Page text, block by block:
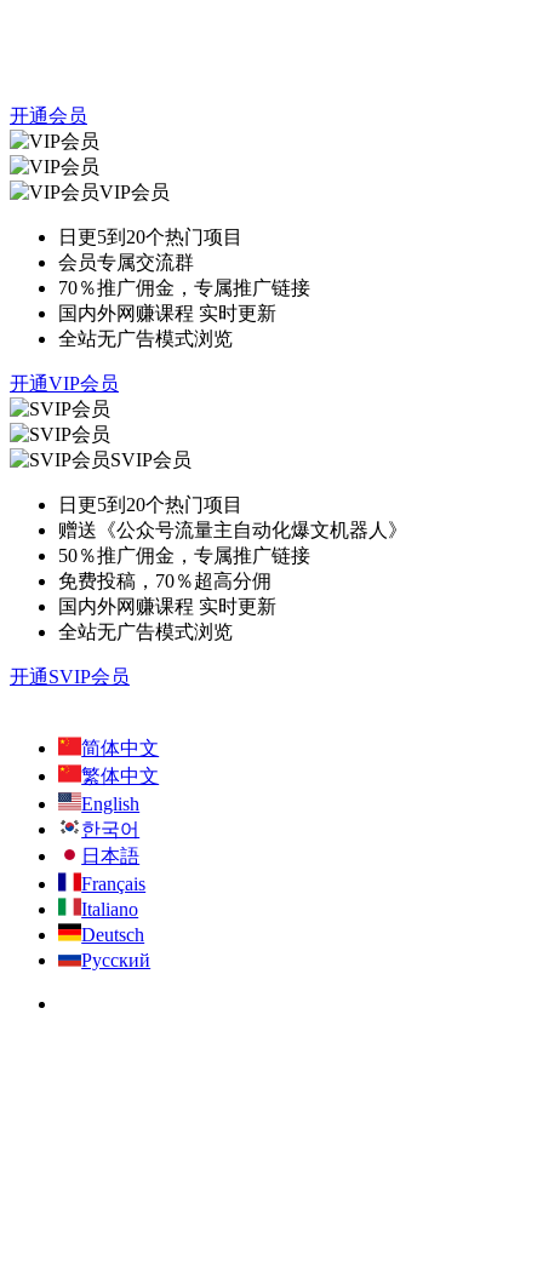
开通会员
VIP会员
日更5到20个热门项目
会员专属交流群
70％推广佣金，专属推广链接
国内外网赚课程 实时更新
全站无广告模式浏览
开通VIP会员
SVIP会员
日更5到20个热门项目
赠送《公众号流量主自动化爆文机器人》
50％推广佣金，专属推广链接
免费投稿，70％超高分佣
国内外网赚课程 实时更新
全站无广告模式浏览
开通SVIP会员
简体中文
繁体中文
English
한국어
日本語
Français
Italiano
Deutsch
Русский